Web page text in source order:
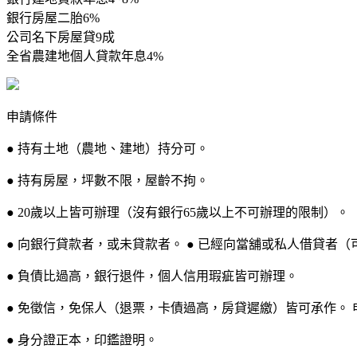
銀行房屋二胎6%
公司名下房屋貸9成
全省農建地個人貸款年息4%
申請條件
● 持有土地（農地、建地）持分可。
● 持有房屋，坪數不限，屋齡不拘。
● 20歲以上皆可辦理（沒有銀行65歲以上不可辦理的限制）。
● 向銀行貸款者，或未貸款者。 ● 已經向當舖或私人借貸者（
● 負債比過高，銀行退件，個人信用瑕疵皆可辦理。
● 免徵信，免保人（退票，卡債過高，房貸遲繳）皆可承作。
● 身分證正本，印鑑證明。